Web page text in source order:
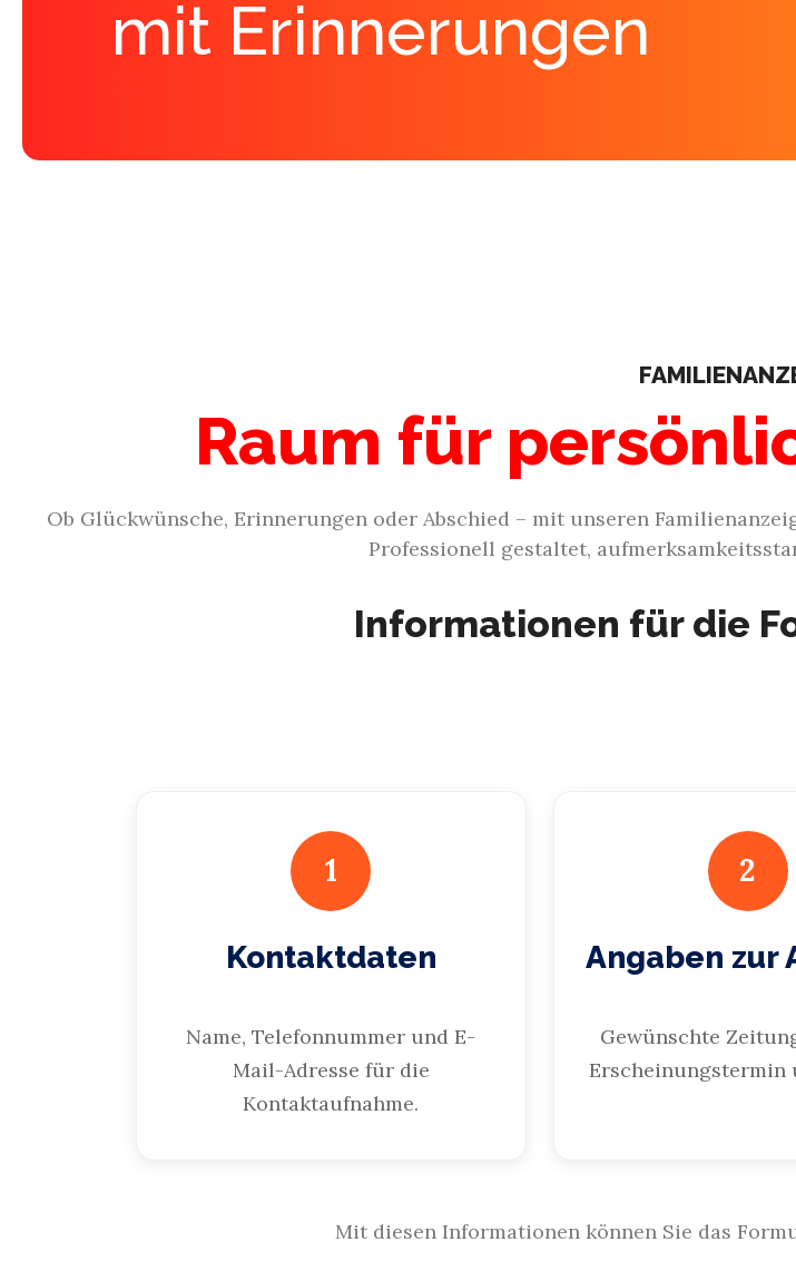
mit Erinnerungen
Raum für
Ob Glückwünsche, Erinnerungen oder Abschied – mit unseren
Professionell gestaltet,
Informationen für die
1
Kontaktdaten
Name, Telefonnummer und E-
Mail-Adresse für die
Kontaktaufnahme.
2
Angaben zur
Gewünschte
Erscheinungstermin
Mit diesen Informationen können Sie das